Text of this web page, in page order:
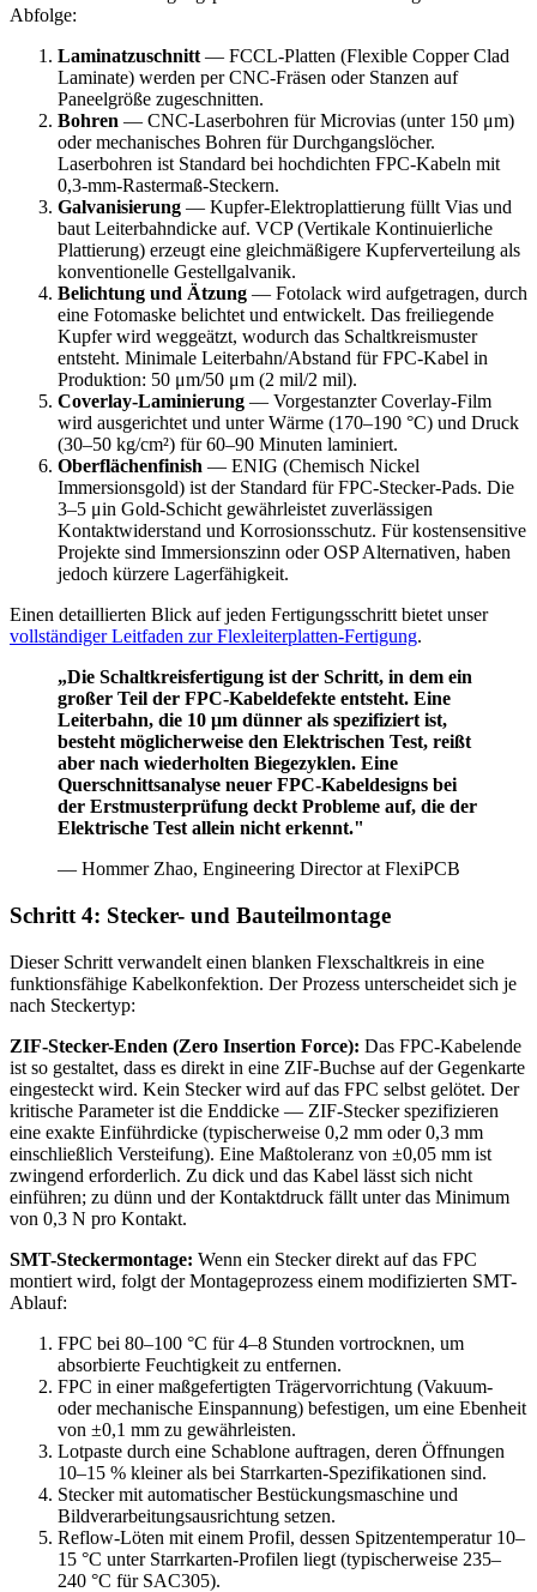
Abfolge:
Laminatzuschnitt— FCCL-Platten (Flexible Copper Clad
Laminate) werden per CNC-Fräsen oder Stanzen auf
Paneelgröße zugeschnitten.
Bohren — CNC-Laserbohren für Microvias (unter 150 μm)
oder mechanisches Bohren für Durchgangslöcher.
Laserbohren ist Standard bei hochdichten FPC-Kabeln mit
0,3-mm-Rastermaß-Steckern.
Galvanisierung — Kupfer-Elektroplattierung füllt Vias und
baut Leiterbahndicke auf. VCP (Vertikale Kontinuierliche
Plattierung) erzeugt eine gleichmäßigere Kupferverteilung als
konventionelle Gestellgalvanik.
Belichtung und Ätzung — Fotolack wird aufgetragen, durch
eine Fotomaske belichtet und entwickelt. Das freiliegende
Kupfer wird weggeätzt, wodurch das Schaltkreismuster
entsteht. Minimale Leiterbahn/Abstand für FPC-Kabel in
Produktion: 50 μm/50 μm (2 mil/2 mil).
Coverlay-Laminierung — Vorgestanzter Coverlay-Film
wird ausgerichtet und unter Wärme (170–190 °C) und Druck
(30–50 kg/cm²) für 60–90 Minuten laminiert.
Oberflächenfinish — ENIG (Chemisch Nickel
Immersionsgold) ist der Standard für FPC-Stecker-Pads. Die
3–5 μin Gold-Schicht gewährleistet zuverlässigen
Kontaktwiderstand und Korrosionsschutz. Für kostensensitive
Projekte sind Immersionszinn oder OSP Alternativen, haben
jedoch kürzere Lagerfähigkeit.
Einen detaillierten Blick auf jeden Fertigungsschritt bietet unser
vollständiger Leitfaden zur Flexleiterplatten-Fertigung.
„Die Schaltkreisfertigung ist der Schritt, in dem ein
großer Teil der FPC-Kabeldefekte entsteht. Eine
Leiterbahn, die 10 μm dünner als spezifiziert ist,
besteht möglicherweise den Elektrischen Test, reißt
aber nach wiederholten Biegezyklen. Eine
Querschnittsanalyse neuer FPC-Kabeldesigns bei
der Erstmusterprüfung deckt Probleme auf, die der
Elektrische Test allein nicht erkennt."
— Hommer Zhao, Engineering Director at FlexiPCB
Schritt 4: Stecker- und Bauteilmontage
Dieser Schritt verwandelt einen blanken Flexschaltkreis in eine
funktionsfähige Kabelkonfektion. Der Prozess unterscheidet sich je
nach Steckertyp:
ZIF-Stecker-Enden (Zero Insertion Force): Das FPC-Kabelende
ist so gestaltet, dass es direkt in eine ZIF-Buchse auf der Gegenkarte
eingesteckt wird. Kein Stecker wird auf das FPC selbst gelötet. Der
kritische Parameter ist die Enddicke — ZIF-Stecker spezifizieren
eine exakte Einführdicke (typischerweise 0,2 mm oder 0,3 mm
einschließlich Versteifung). Eine Maßtoleranz von ±0,05 mm ist
zwingend erforderlich. Zu dick und das Kabel lässt sich nicht
einführen; zu dünn und der Kontaktdruck fällt unter das Minimum
von 0,3 N pro Kontakt.
SMT-Steckermontage: Wenn ein Stecker direkt auf das FPC
montiert wird, folgt der Montageprozess einem modifizierten SMT-
Ablauf:
FPC bei 80–100 °C für 4–8 Stunden vortrocknen, um
absorbierte Feuchtigkeit zu entfernen.
FPC in einer maßgefertigten Trägervorrichtung (Vakuum-
oder mechanische Einspannung) befestigen, um eine Ebenheit
von ±0,1 mm zu gewährleisten.
Lotpaste durch eine Schablone auftragen, deren Öffnungen
10–15 % kleiner als bei Starrkarten-Spezifikationen sind.
Stecker mit automatischer Bestückungsmaschine und
Bildverarbeitungsausrichtung setzen.
Reflow-Löten mit einem Profil, dessen Spitzentemperatur 10–
15 °C unter Starrkarten-Profilen liegt (typischerweise 235–
240 °C für SAC305).